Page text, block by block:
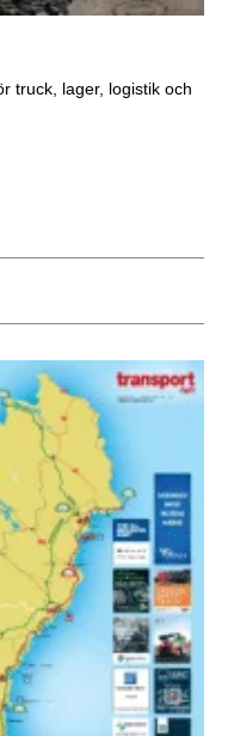
truck, lager, logistik och